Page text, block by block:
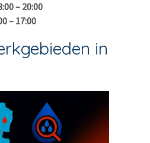
– 20:00
– 17:00
in